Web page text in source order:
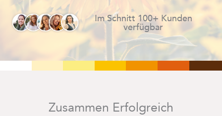
Im Schnitt 100+ Kunden
verfügbar
Zusammen Erfolgreich